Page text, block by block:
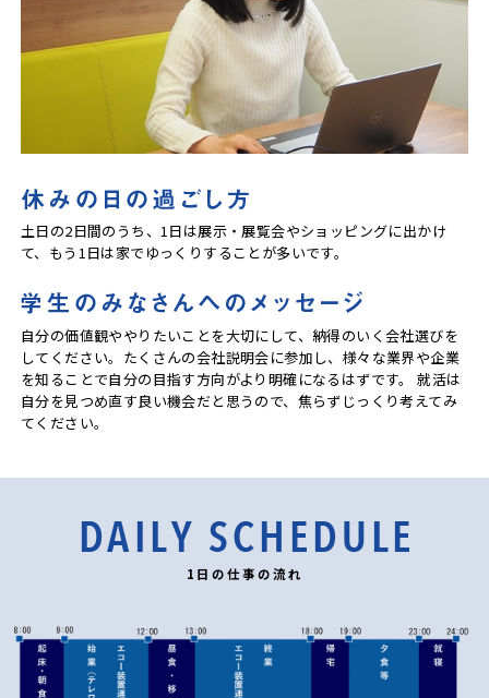
土日の2日間のうち、1日は展示・展覧会やショッピングに出かけ
て、もう1日は家でゆっくりすることが多いです。
自分の価値観ややりたいことを大切にして、納得のいく会社選びを
してください。たくさんの会社説明会に参加し、様々な業界や企業
を知ることで自分の目指す方向がより明確になるはずです。 就活は
自分を見つめ直す良い機会だと思うので、焦らずじっくり考えてみ
てください。
1日の仕事の流れ